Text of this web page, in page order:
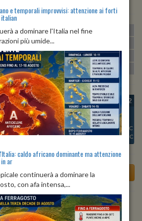
min:22º max:30º
min:31º max:
min:25º max:33º U:72%-83%
min:22º max: 24º U:79%
08
21°C
24°C
DOM 09
Min:22°C
Max:24°C
LUN 10
Min:22°C
Max:24°C
MAR 11
Min:22°C
Max:25°C
MER 12
Min:22°C
Max:25°C
a Teano di domani
e temporali improvvisi: attenzione ai forti
a dominare l'Italia nel fine
più umide...
caldo africano dominante ma attenzione
ar
continuerà a dominare la
con afa intensa,...